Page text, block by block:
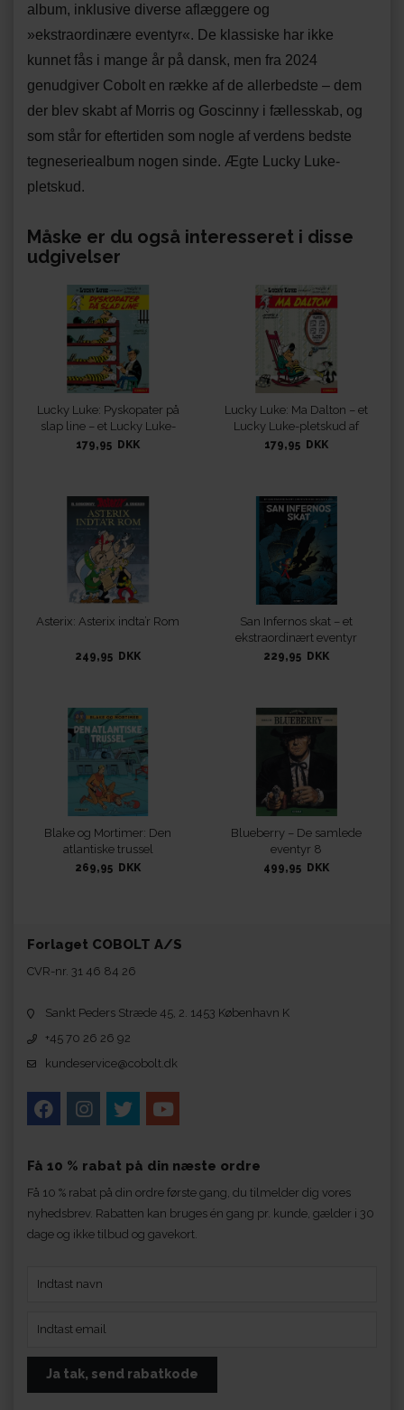
album, inklusive diverse aflæggere og
»ekstraordinære eventyr«. De klassiske har ikke
kunnet fås i mange år på dansk, men fra 2024
genudgiver Cobolt en række af de allerbedste – dem
der blev skabt af Morris og Goscinny i fællesskab, og
som står for eftertiden som nogle af verdens bedste
tegneseriealbum nogen sinde. Ægte Lucky Luke-
pletskud.
Måske er du også interesseret i disse
udgivelser
Lucky Luke: Pyskopater på
slap line – et Lucky Luke-
pletskud af Morris &
179,95 DKK
Lucky Luke: Ma Dalton – et
Lucky Luke-pletskud af
Morris & Goscinny
179,95 DKK
Asterix: Asterix indta’r Rom
249,95 DKK
San Infernos skat – et
ekstraordinært eventyr
med Splint & Co.
229,95 DKK
Blake og Mortimer: Den
atlantiske trussel
269,95 DKK
Blueberry – De samlede
eventyr 8
499,95 DKK
Forlaget COBOLT A/S
CVR-nr. 31 46 84 26
Sankt Peders Stræde 45, 2. 1453 København K
+45 70 26 26 92
kundeservice@cobolt.dk
Få 10 % rabat på din næste ordre
Få 10 % rabat på din ordre første gang, du tilmelder dig vores
nyhedsbrev. Rabatten kan bruges én gang pr. kunde, gælder i 30
dage og ikke tilbud og gavekort.